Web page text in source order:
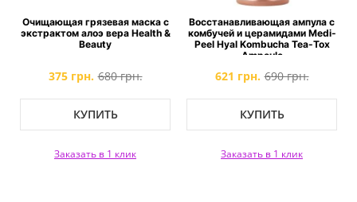
Очищающая грязевая маска с
экстрактом алоэ вера Health &
Beauty
375 грн. 680 грн.
КУПИТЬ
Заказать в 1 клик
Восстанавливающая ампула с
комбучей и церамидами Medi-
Peel Hyal Kombucha Tea-Tox
Ampoule
621 грн. 690 грн.
КУПИТЬ
Заказать в 1 клик